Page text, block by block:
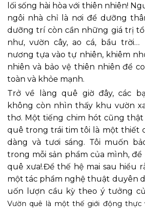
lối sống hài hòa với thiên nhiên!
ngôi nhà chỉ là nơi để dưỡng
dưỡng trí còn cần những giá trị
như, vườn cây, ao cá, bầu
nương tựa vào tự nhiên, khiêm
nhiên và bảo vệ thiên nhiên để
toàn và khỏe mạnh.
Trở về làng quê giờ đây, các
không còn nhìn thấy khu vườn
thơ. Một tiếng chim hót cũng thật
quê trong trái tim tôi là một thiết
dàng và tươi sáng. Tôi muốn
trong mỗi sản phẩm của mình,
quê xưa!.Để thế hệ mai sau hiểu
một tác phẩm nghệ thuật duyên
uốn lượn cầu kỳ theo ý tưởng
Vườn quê là một thế giới động thực